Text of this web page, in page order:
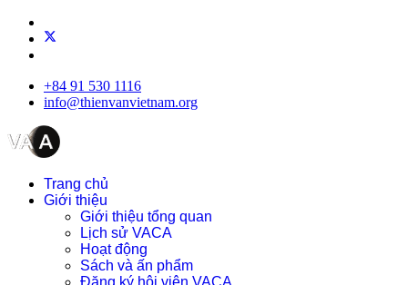
+84 91 530 1116
info@thienvanvietnam.org
Trang chủ
Giới thiệu
Giới thiệu tổng quan
Lịch sử VACA
Hoạt động
Sách và ấn phẩm
Đăng ký hội viên VACA